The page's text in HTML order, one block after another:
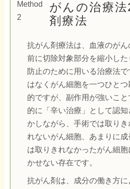
がんの治療
剤療法
抗がん剤療法は、血液のが
前に切除対象部分を縮小し
防止のために用いる治療法
はなくがん細胞を一つひとつ
的ですが、副作用が強いこ
的に「辛い治療」として認
かしながら、手術では取り
れないがん細胞、あまりに
は取りきれなかったがん細
かせない存在です。
抗がん剤は、成分の働き方